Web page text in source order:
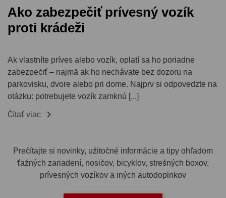
Ako zabezpečiť prívesný vozík
proti krádeži
Ak vlastníte príves alebo vozík, oplatí sa ho poriadne
zabezpečiť – najmä ak ho nechávate bez dozoru na
parkovisku, dvore alebo pri dome. Najprv si odpovedzte na
otázku: potrebujete vozík zamknú [...]
Čítať viac 
Prečítajte si novinky, užitočné informácie a tipy ohľadom
ťažných zariadení, nosičov, bicyklov, strešných boxov,
prívesných vozíkov a iných autodoplnkov